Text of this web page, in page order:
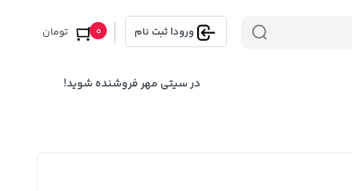
ورود| ثبت نام تومان 0
در سیتی مهر فروشنده شوید!